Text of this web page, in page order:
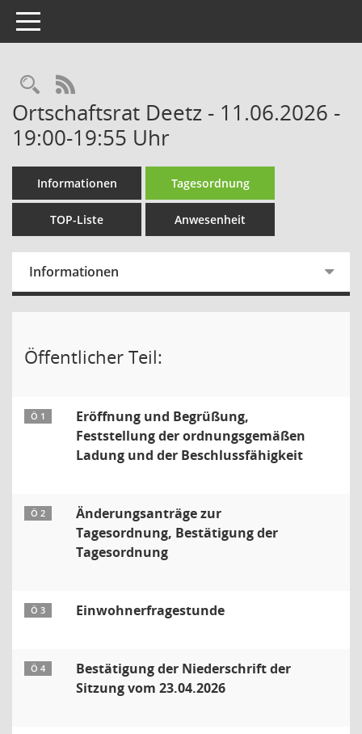
Toggle navigation
Rechercheauswahl
RSS-Feed
Ortschaftsrat Deetz - 11.06.2026 -
19:00-19:55 Uhr
Informationen Tagesordnung
TOP-Liste Anwesenheit
Informationen
Öffentlicher Teil:
Ö 1
Eröffnung und Begrüßung,
Feststellung der ordnungsgemäßen
Ladung und der Beschlussfähigkeit
Ö 2
Änderungsanträge zur
Tagesordnung, Bestätigung der
Tagesordnung
Ö 3 Einwohnerfragestunde
Ö 4
Bestätigung der Niederschrift der
Sitzung vom 23.04.2026